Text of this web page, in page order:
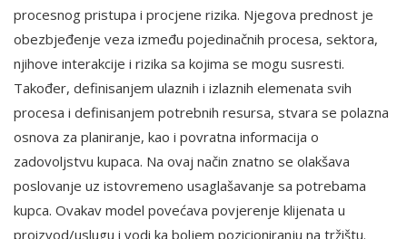
procesnog pristupa i procjene rizika. Njegova prednost je
obezbjeđenje veza između pojedinačnih procesa, sektora,
njihove interakcije i rizika sa kojima se mogu susresti.
Također, definisanjem ulaznih i izlaznih elemenata svih
procesa i definisanjem potrebnih resursa, stvara se polazna
osnova za planiranje, kao i povratna informacija o
zadovoljstvu kupaca. Na ovaj način znatno se olakšava
poslovanje uz istovremeno usaglašavanje sa potrebama
kupca. Ovakav model povećava povjerenje klijenata u
proizvod/uslugu i vodi ka boljem pozicioniranju na tržištu.